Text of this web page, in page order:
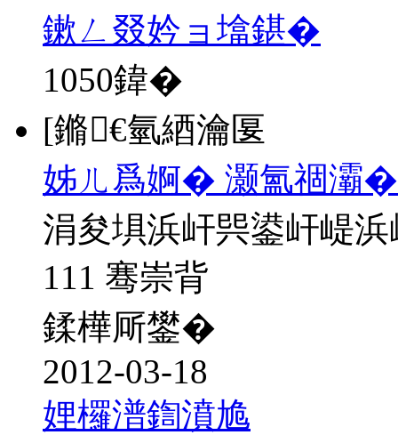
鏉ㄥ叕妗ョ墖鍖�
1050鍏�
[鏅€氫綇瀹匽
姊ㄦ爲婀� 灏氳祻灞
涓夋埧浜屽巺鍙屽崼
111 骞崇背
鍒樺厛鐢�
2012-03-18
娌欏潽鍧濆尯